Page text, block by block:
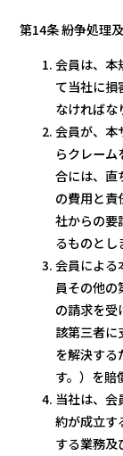
第14条 紛争処理
会員は、本
て当社に損
なければな
会員が、本
らクレー
合には、直
の費用と責
社からの要
るものとし
会員による
員その他
の請求を受
該第三者に
を解決する
す。）を賠
当社は、会
約が成立す
する業務及